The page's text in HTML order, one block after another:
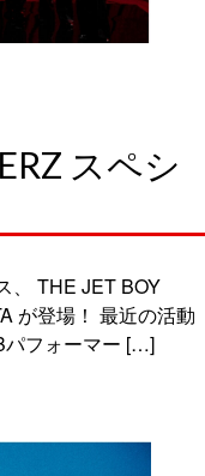
スペシ
、 THE JET BOY
が登場！ 最近の活動
パフォーマー […]